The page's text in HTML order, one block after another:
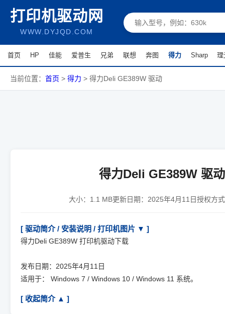
打印机驱动网
WWW.DYJQD.COM
首页 HP 佳能 爱普生 兄弟 联想 奔图 得力 Sharp 理
当前位置： 首页 > 得力 > 得力Deli GE389W 驱动
得力Deli GE389W 驱动
大小： 1.1 MB更新日期： 2025年4月11日授权方
[ 驱动简介 / 安装说明 / 打印机图片 ▼ ]
得力Deli GE389W 打印机驱动下载
发布日期：2025年4月11日
适用于： Windows 7 / Windows 10 / Windows 11 系统。
[ 收起简介 ▲ ]